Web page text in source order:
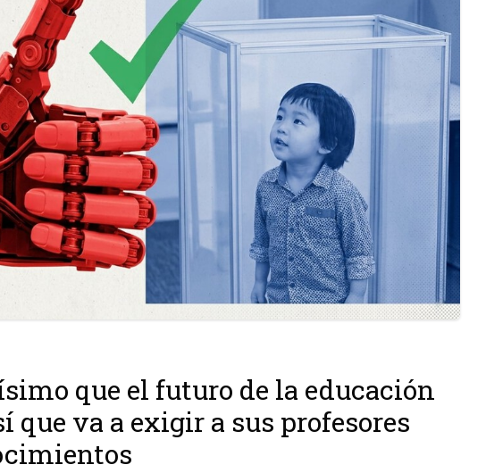
que el futuro de la educación
que va a exigir a sus profesores